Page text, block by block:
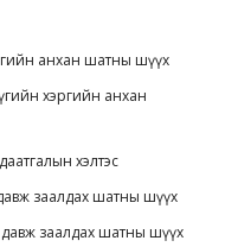
анхан шатны шүүх
хэргийн анхан
хэлтэс
заалдах шатны шүүх
заалдах шатны шүүх